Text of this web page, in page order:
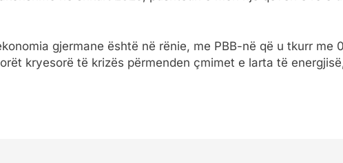
gjermane është në rënie, me PBB-në që u tkurr me
kryesorë të krizës përmenden çmimet e larta të